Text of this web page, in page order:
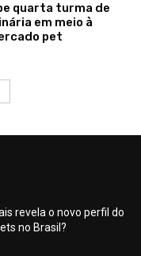
quarta turma de
em meio à
pet
revela o novo perfil do
no Brasil?